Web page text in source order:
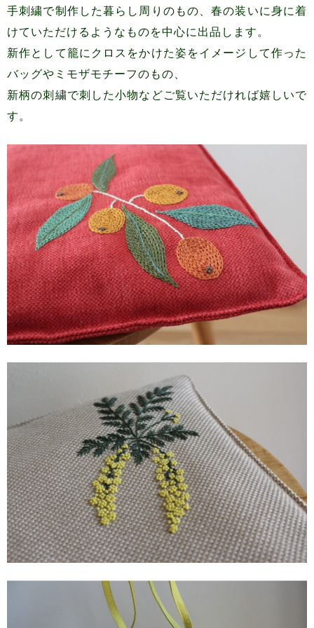
手刺繍で制作した暮らし周りのもの、春の装いに身に着
けていただけるようなものを中心に出品します。
新作として籠にクロスをかけた姿をイメージして作った
バッグやミモザモチーフのもの、
新柄の刺繍で刺した小物などご覧いただければ嬉しいで
す。